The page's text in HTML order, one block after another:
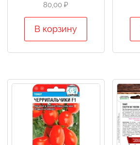
80,00₽
В корзину